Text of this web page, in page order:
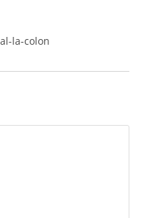
la-colon